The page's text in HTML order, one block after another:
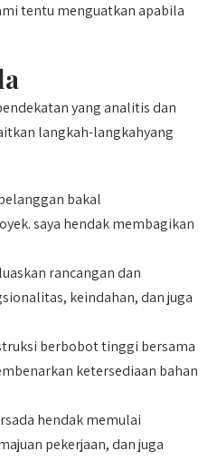
tentu menguatkan apabila
yang analitis dan
langkah-langkahyang
bakal
saya hendak membagikan
rancangan dan
keindahan, dan juga
berbobot tinggi bersama
ketersediaan bahan
hendak memulai
pekerjaan, dan juga